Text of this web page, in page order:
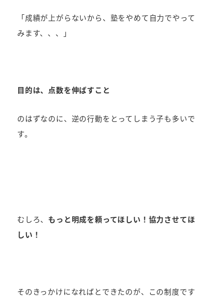
「成績が上がらないから、塾をやめて自力でやって
みます、、、」
目的は、点数を伸ばすこと
のはずなのに、逆の行動をとってしまう子も多いで
す。
むしろ、 もっと明成を頼ってほしい！協力させてほ
しい！
そのきっかけになればとできたのが、この制度です